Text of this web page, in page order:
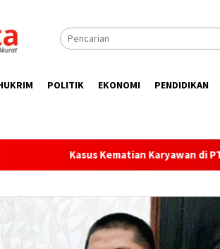
POLITIK EKONOMI PENDIDIKAN
Karyawan di PT MTP, Kapolres Sula,